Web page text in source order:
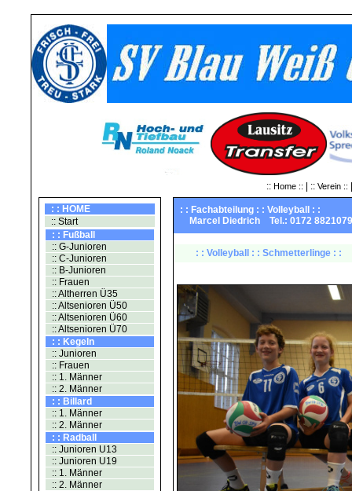
:: Home :: | :: Verein ::
: : HOME
:: Start
: : Fußball
:: G-Junioren
:: C-Junioren
:: B-Junioren
:: Frauen
:: Altherren Ü35
:: Altsenioren Ü50
:: Altsenioren Ü60
:: Altsenioren Ü70
: : Kegeln
:: Junioren
:: Frauen
:: 1. Männer
:: 2. Männer
: : Billard
:: 1. Männer
:: 2. Männer
: : Radball
:: Junioren U13
:: Junioren U19
:: 1. Männer
:: 2. Männer
: : Fachabteilung : : Volleyball : :
Marcel Diedrich Tel.: 0172
: : Volleyball : : Schmetterlinge : :